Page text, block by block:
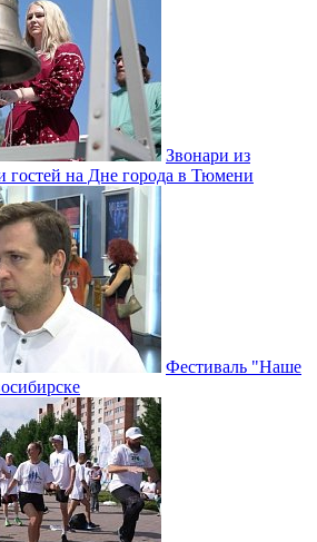
Звонари из
гостей на Дне города в Тюмени
Фестиваль "Наше